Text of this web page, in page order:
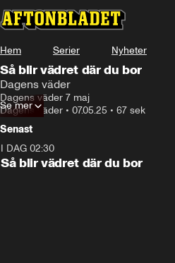
Hem Serier Nyheter
Så blir vädret där du bor
Dagens väder
Dagens väder 7 maj
Dagens väder • 07.05.25 • 67 sek
Se mer
Senast
I DAG 02:30
Så blir vädret där du bor